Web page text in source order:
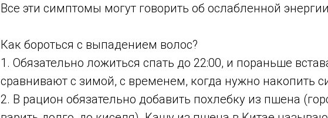
Все эти симптомы могут говорить об ослабленной
Как бороться с выпадением волос?
1. Обязательно ложиться спать до 22:00, и пораньше
сравнивают с зимой, с временем, когда нужно накопить
2. В рацион обязательно добавить похлебку из пшена